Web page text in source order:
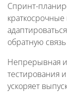
Спринт-
обратную связь
Непрерывная
тестирования
ускоряет